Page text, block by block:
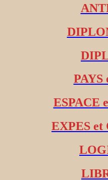
PAYS
ESPACE
EXPES et